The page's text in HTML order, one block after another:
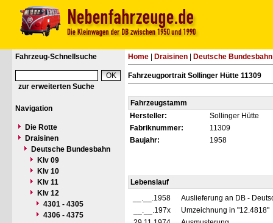
Fahrzeug-Schnellsuche
zur erweiterten Suche
Navigation
Die Rotte
Draisinen
Deutsche Bundesbahn
Klv 09
Klv 10
Klv 11
Klv 12
4301 - 4305
4306 - 4375
Home Draisinen Deutsche Bundesbahn
Fahrzeugportrait Sollinger Hütte 11309
Fahrzeugstamm
Hersteller:
Sollinger Hütte
Fabriknummer:
11309
Baujahr:
1958
Lebenslauf
__.__.1958
Auslieferung an DB -
__.__.197x
Umzeichnung in "12.4818"